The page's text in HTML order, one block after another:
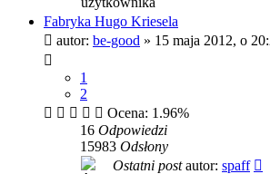
Fabryka Hugo Kriesela
autor: be-good » 15 maja 2012, o
1
2
Ocena: 1.96%
16 Odpowiedzi
15983 Odsłony
Ostatni postautor: spaff